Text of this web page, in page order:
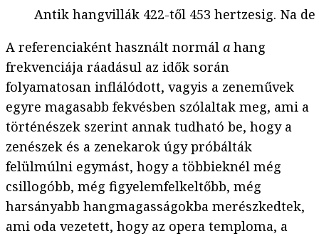
Antik hangvillák 422-től 453 hertzesig. Na
A referenciaként használt normál a hang
frekvenciája ráadásul az idők során
folyamatosan inflálódott, vagyis a zeneművek
egyre magasabb fekvésben szólaltak meg, ami a
történészek szerint annak tudható be, hogy a
zenészek és a zenekarok úgy próbálták
felülmúlni egymást, hogy a többieknél még
csillogóbb, még figyelemfelkeltőbb, még
harsányabb hangmagasságokba merészkedtek,
ami oda vezetett, hogy az opera temploma, a